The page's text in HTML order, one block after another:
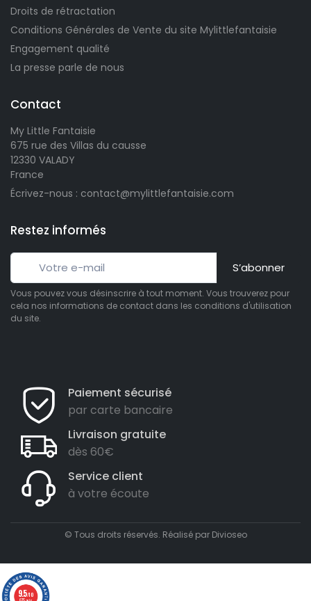
Droits de rétractation
Conditions Générales de Vente du site Mylittlefantaisie
Engagement qualité
La presse parle de nous
Contact
My Little Fantaisie
675 rue des Villas du causse
12330 VALADY
France
Écrivez-nous : contact@mylittlefantaisie.com
Restez informés
S’abonner
Vous pouvez vous désinscrire à tout moment. Vous trouverez pour
cela nos informations de contact dans les conditions d'utilisation
du site.
Paiement sécurisé
par carte bancaire
Livraison gratuite
dès 60€
Service client
à votre écoute
© Tous droits réservés. Réalisé par Divioseo
9.5/10